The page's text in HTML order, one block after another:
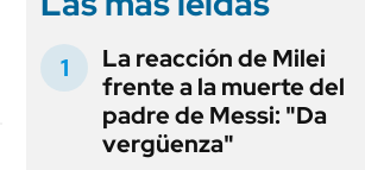
La reacción de Milei
frente a la muerte del
padre de Messi: "Da
vergüenza"